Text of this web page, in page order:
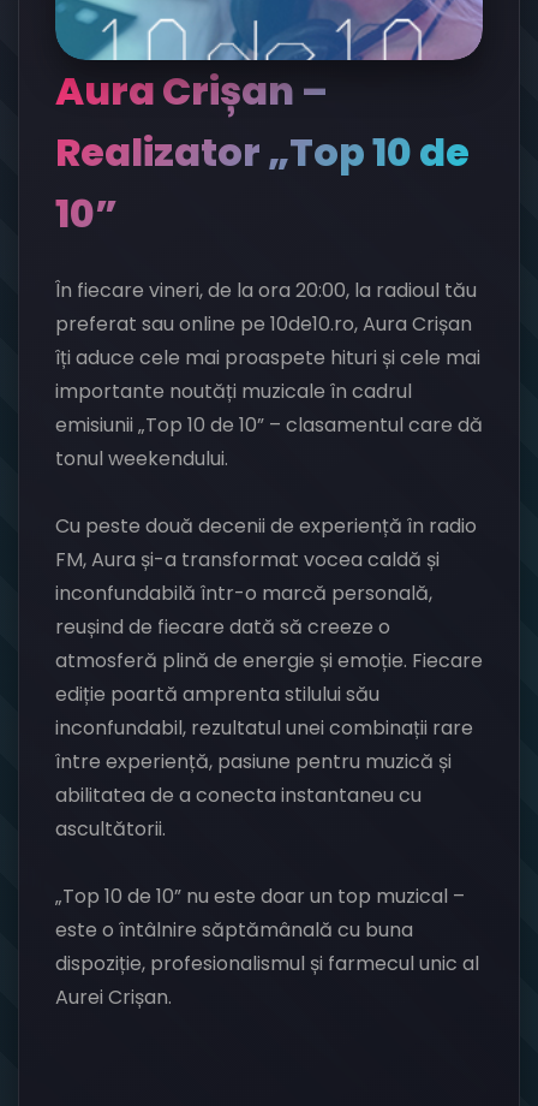
Aura Crișan –
Realizator „Top 10 de
10”
În fiecare vineri, de la ora 20:00, la radioul tău
preferat sau online pe 10de10.ro, Aura Crișan
îți aduce cele mai proaspete hituri și cele mai
importante noutăți muzicale în cadrul
emisiunii „Top 10 de 10” – clasamentul care dă
tonul weekendului.
Cu peste două decenii de experiență în radio
FM, Aura și-a transformat vocea caldă și
inconfundabilă într-o marcă personală,
reușind de fiecare dată să creeze o
atmosferă plină de energie și emoție. Fiecare
ediție poartă amprenta stilului său
inconfundabil, rezultatul unei combinații rare
între experiență, pasiune pentru muzică și
abilitatea de a conecta instantaneu cu
ascultătorii.
„Top 10 de 10” nu este doar un top muzical –
este o întâlnire săptămânală cu buna
dispoziție, profesionalismul și farmecul unic al
Aurei Crișan.